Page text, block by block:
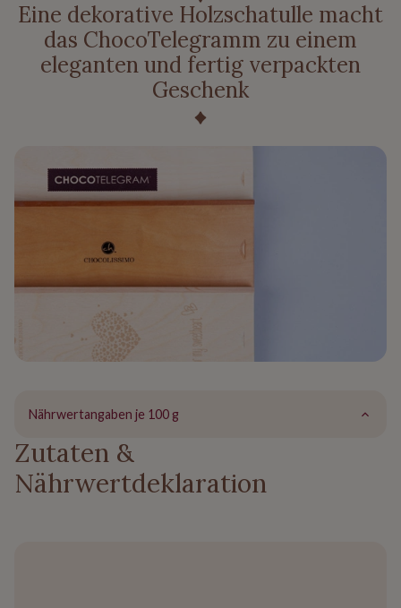
Eine dekorative Holzschatulle macht
das ChocoTelegramm zu einem
eleganten und fertig verpackten
Geschenk
Nährwertangaben je 100 g
Zutaten &
Nährwertdeklaration